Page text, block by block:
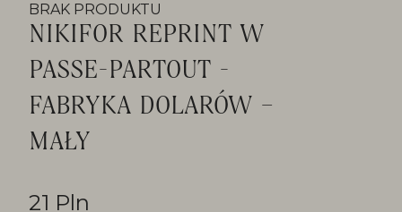
BRAK PRODUKTU
NIKIFOR REPRINT W
PASSE-PARTOUT -
FABRYKA DOLARÓW –
MAŁY
21 Pln